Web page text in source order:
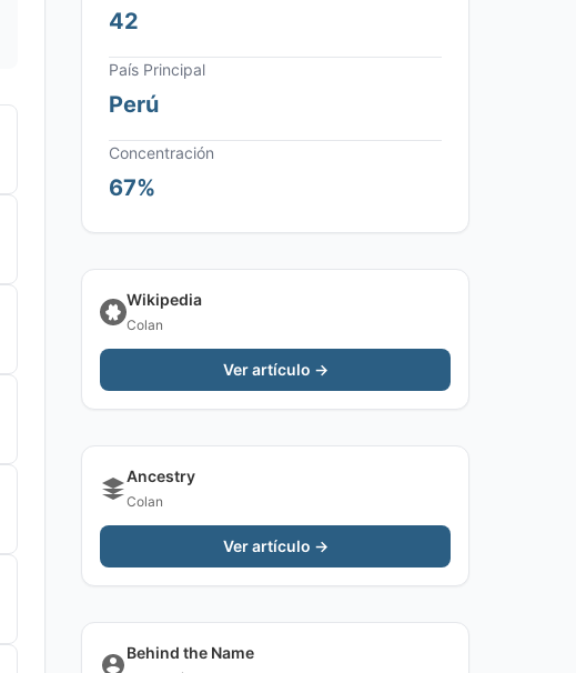
42
País Principal
Perú
Concentración
67%
Wikipedia
Colan
Ver artículo →
Ancestry
Colan
Ver artículo →
Behind the Name